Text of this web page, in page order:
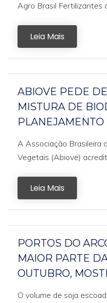
Agro Brasil Fertilizantes
Leia Mais
ABIOVE PEDE
MISTURA DE
PLANEJAMENTO
A Associação Brasileira
Vegetais (Abiove)
Leia Mais
PORTOS DO
MAIOR PARTE
OUTUBRO,
O volume de soja